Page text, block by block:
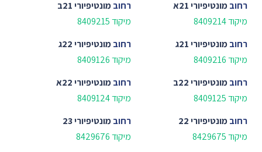
רחובמונטיפיורי 21א
מיקוד 8409214
רחובמונטיפיורי 21ב
מיקוד 8409215
רחובמונטיפיורי 21ג
מיקוד 8409216
רחובמונטיפיורי 22ג
מיקוד 8409126
רחובמונטיפיורי 22ב
מיקוד 8409125
רחובמונטיפיורי 22א
מיקוד 8409124
רחובמונטיפיורי 22
מיקוד 8429675
רחובמונטיפיורי 23
מיקוד 8429676